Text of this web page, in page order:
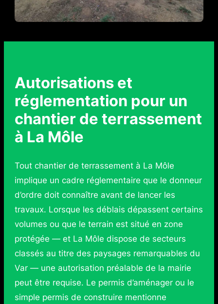
Autorisations et
réglementation pour un
chantier de terrassement
à La Môle
Tout chantier de terrassement à La Môle
implique un cadre réglementaire que le donneur
d’ordre doit connaître avant de lancer les
travaux. Lorsque les déblais dépassent certains
volumes ou que le terrain est situé en zone
protégée — et La Môle dispose de secteurs
classés au titre des paysages remarquables du
Var — une autorisation préalable de la mairie
peut être requise. Le permis d’aménager ou le
simple permis de construire mentionne